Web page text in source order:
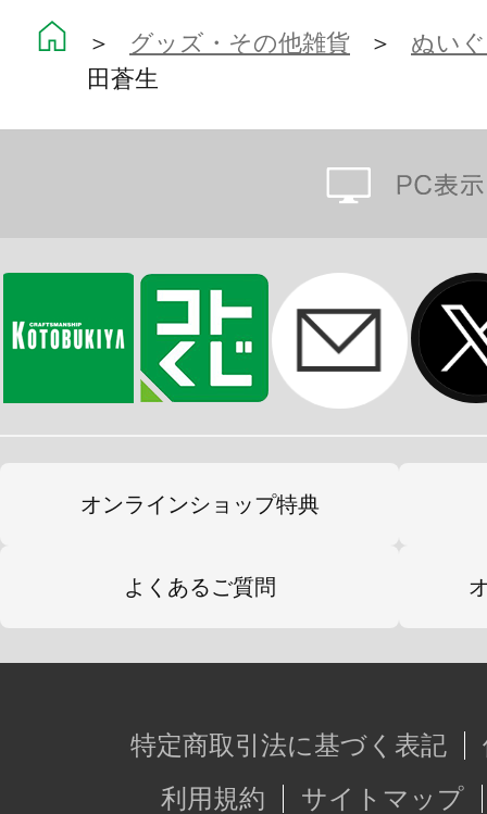
ボールチェーンも付属しているので
色々な使い方ができます！
ぎゅっとはさんで“ぴたっ”と寄り添
顔の向きを変えればくっつく場所も
可愛い「ぴたぬい」たちとステキ
＞ グッズ・その他雑貨 ＞ ぬい
田蒼生
オンラインショップ特典
よくあるご質問
特定商取引法に基づく表記
利用規約
サイトマップ